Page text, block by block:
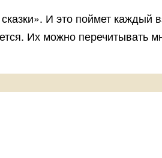
И это поймет каждый
Их можно перечитывать